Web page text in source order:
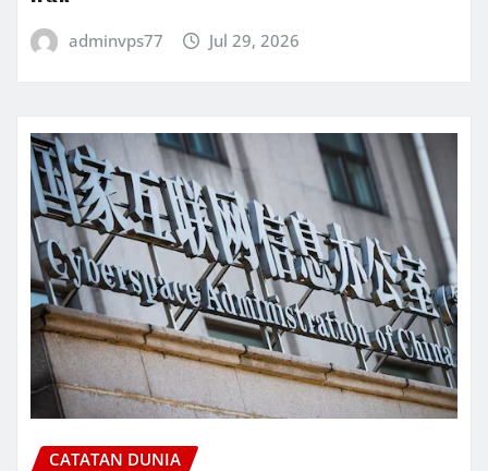
adminvps77 Jul 29, 2026
CATATAN DUNIA